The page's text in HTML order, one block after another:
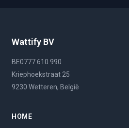
Wattify BV
BE0777.610.990
Kriephoekstraat 25
9230 Wetteren, België
HOME